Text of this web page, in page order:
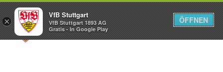
Menü
×
VfB Stuttgart
VfB Stuttgart 1893 AG
Gratis - In Google Play
ÖFFNEN